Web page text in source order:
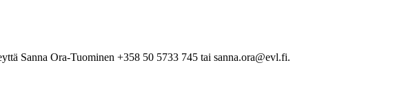
Sanna Ora-Tuominen +358 50 5733 745 tai sanna.ora@evl.fi.